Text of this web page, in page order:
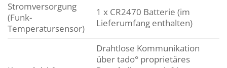
Stromversorgung
(Funk-
Temperatursensor)
1 x CR2470 Batterie (im
Lieferumfang enthalten)
Drahtlose Kommunikation
über tado° proprietäres